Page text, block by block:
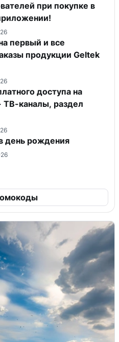
при покупке в
первый и все
продукции Geltek
доступа на
каналы, раздел
день рождения